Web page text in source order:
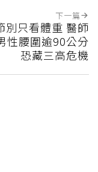
下一篇
別只看體重 醫師
性腰圍逾90公分
恐藏三高危機